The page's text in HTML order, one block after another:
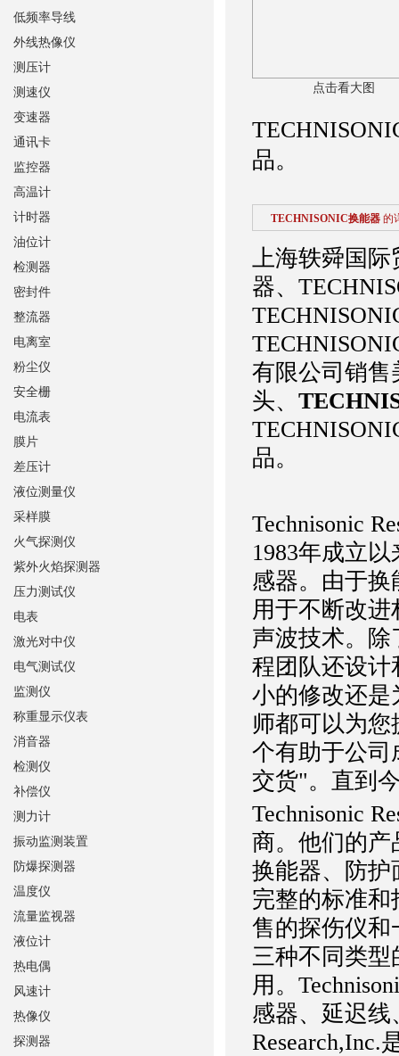
点击看大图
品。
TECHNISONIC换能器 的
上海轶舜国际
器、
有限公司销售
头、
品。
Technisonic
1983年成立
感器。由于
用于不断改
声波技术。
程团队还设计
小的修改还是
师都可以为您
个有助于公
交货"。直到
Technisonic
商。他们的产
换能器、防护
完整的标准
售的探伤仪和
三种不同类
用。
感器、延迟
低频率导线
外线热像仪
测压计
测速仪
变速器
通讯卡
监控器
高温计
计时器
油位计
检测器
密封件
整流器
电离室
粉尘仪
安全栅
电流表
膜片
差压计
液位测量仪
采样膜
火气探测仪
紫外火焰探测器
压力测试仪
电表
激光对中仪
电气测试仪
监测仪
称重显示仪表
消音器
检测仪
补偿仪
测力计
振动监测装置
防爆探测器
温度仪
流量监视器
液位计
热电偶
风速计
热像仪
探测器